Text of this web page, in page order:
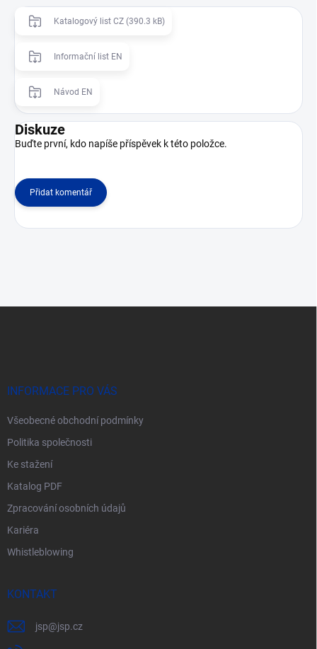
Katalogový list CZ (390.3 kB)
Informační list EN
Návod EN
Diskuze
Buďte první, kdo napíše příspěvek k této položce.
Přidat komentář
INFORMACE PRO VÁS
Všeobecné obchodní podmínky
Politika společnosti
Ke stažení
Katalog PDF
Zpracování osobních údajů
Kariéra
Whistleblowing
KONTAKT
jsp@jsp.cz